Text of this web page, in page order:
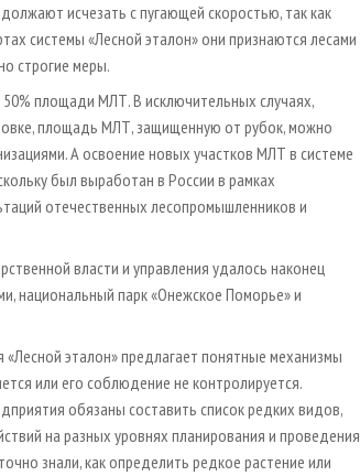
исчезать с пугающей скоростью, так как
системы «Лесной эталон» они признаются лесами
строгие меры.
площади МЛТ. В исключительных случаях,
площадь МЛТ, защищенную от рубок, можно
А освоение новых участков МЛТ в системе
был выработан в России в рамках
отечественных лесопромышленников и
власти и управления удалось наконец
национальный парк «Онежское Поморье» и
эталон» предлагает понятные механизмы
или его соблюдение не контролируется.
обязаны составить список редких видов,
на разных уровнях планирования и проведения
знали, как определить редкое растение или